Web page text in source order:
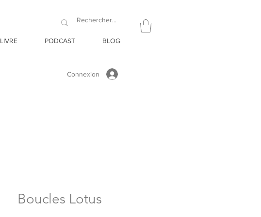
LIVRE PODCAST BLOG
Connexion
Boucles Lotus